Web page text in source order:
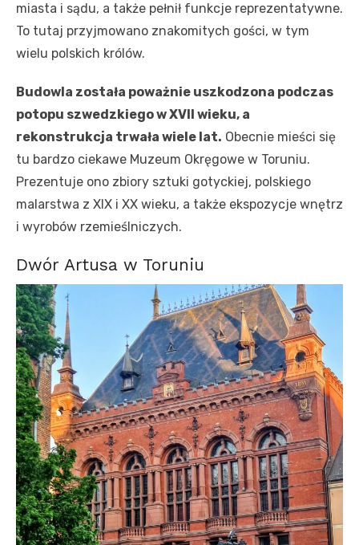
miasta i sądu, a także pełnił funkcje reprezentatywne.
To tutaj przyjmowano znakomitych gości, w tym
wielu polskich królów.
Budowla została poważnie uszkodzona podczas
potopu szwedzkiego w XVII wieku, a
rekonstrukcja trwała wiele lat. Obecnie mieści się
tu bardzo ciekawe Muzeum Okręgowe w Toruniu.
Prezentuje ono zbiory sztuki gotyckiej, polskiego
malarstwa z XIX i XX wieku, a także ekspozycje wnętrz
i wyrobów rzemieślniczych.
Dwór Artusa w Toruniu